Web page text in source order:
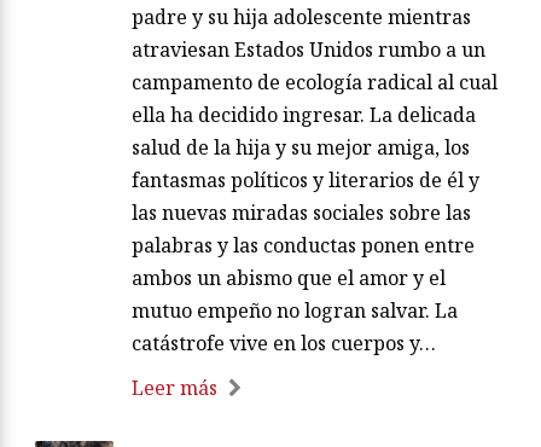
padre y su hija adolescente mientras
atraviesan Estados Unidos rumbo a un
campamento de ecología radical al cual
ella ha decidido ingresar. La delicada
salud de la hija y su mejor amiga, los
fantasmas políticos y literarios de él y
las nuevas miradas sociales sobre las
palabras y las conductas ponen entre
ambos un abismo que el amor y el
mutuo empeño no logran salvar. La
catástrofe vive en los cuerpos y…
Leer más